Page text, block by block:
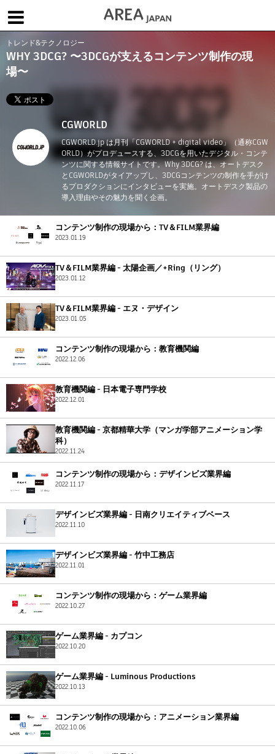
体験版で始める 学生向け無償版 ソフトを購入
お問合せ | メールマガジン
コラム
ムービー
Movies
イベント
Events
プロダクト
Products
求人
Jobs
注目のキーワード
インディー版
アニメ
教育機関・学生
Flow Production Tracking（旧ShotGrid）
Flow Studio
トレンド&テクノロジー
WHY 3DCG? 〜3DCGが支えるコンテンツ制作の現
場〜
CGWORLD
CGWORLD.jp は月刊「CGWORLD + digital video」（通称CGW
ORLD）がプロデュースする、3DCGを用いたデジタル・コンテ
ンツに関する情報サイトです。Why 3DCG? は、オートデスク
とCGWORLDがタイアップし、3DCGコンテンツの制作を手がけ
るプロダクションにインタビューを実施。オートデスク製品の
導入理由やその魅力を聞く企画。
コンテンツ制作の現場から：TV＆FILM業界編
2023.01.19
TV＆FILM業界編 - 太陽企画／+Ring（リング）
2023.01.12
TV＆FILM業界編 - エヌ・デザイン
2023.01.05
コンテンツ制作の現場から：教育機関編
2022.12.06
教育機関編 - 日本電子専門学校
2022.12.01
教育機関編 - 京都精華大学（マンガ学部アニメーション学
科）
2022.11.24
コンテンツ制作の現場から：デザインビズ業界編
2022.11.17
デザインビズ業界編 - 日南クリエイティブベース
2022.11.10
デザインビズ業界編 - 竹中工務店
2022.11.01
コンテンツ制作の現場から：ゲーム業界編
2022.10.27
ゲーム業界編 - カプコン
2022.10.20
ゲーム業界編 - Luminous Productions
2022.10.13
コンテンツ制作の現場から：アニメーション業界編
2022.10.06